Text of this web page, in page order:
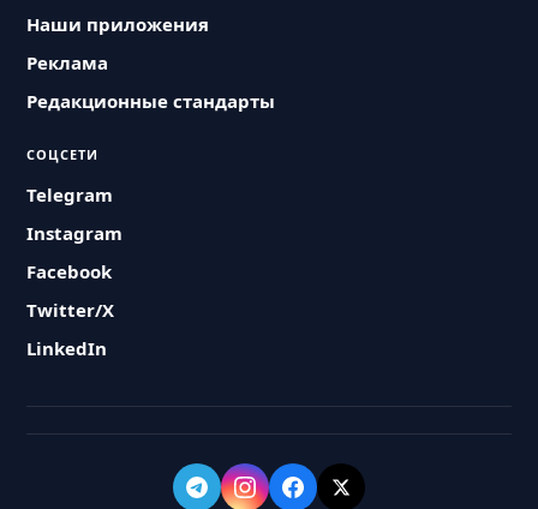
Наши приложения
Реклама
Редакционные стандарты
СОЦСЕТИ
Telegram
Instagram
Facebook
Twitter/X
LinkedIn